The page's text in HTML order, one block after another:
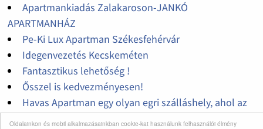
Oldalainkon és mobil alkalmazásainkban cookie-kat használunk felhasználói élmény
Apartmankiadás Zalakaroson-JANKÓ
APARTMANHÁZ
Pe-Ki Lux Apartman Székesfehérvár
Idegenvezetés Kecskeméten
Fantasztikus lehetőség !
Ősszel is kedvezményesen!
Havas Apartman egy olyan egri szálláshely, ahol az
üdülés nem luxus, a kikapcsolódás és pihenés